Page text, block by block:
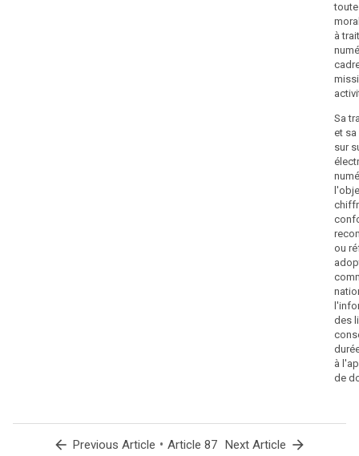
à
Sa
et
sur
ou
des
à
de
arrow_back Previous Article • Article 87 Next Article arrow_forward